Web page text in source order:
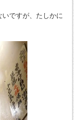
ですが、たしかに